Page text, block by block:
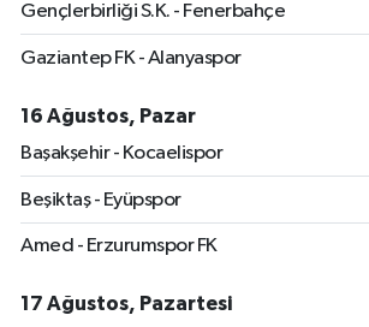
Gençlerbirliği S.K. - Fenerbahçe
Gaziantep FK - Alanyaspor
16 Ağustos, Pazar
Başakşehir - Kocaelispor
Beşiktaş - Eyüpspor
Amed - Erzurumspor FK
17 Ağustos, Pazartesi